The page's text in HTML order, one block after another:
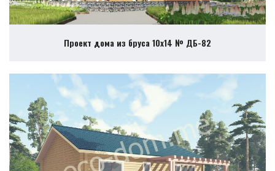
Проект дома из бруса 10х14 № ДБ-82